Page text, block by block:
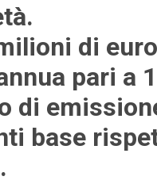
di
pari a
di
base